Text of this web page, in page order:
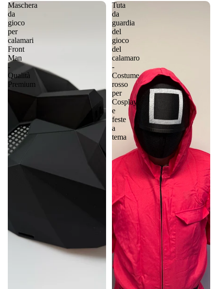
Maschera
da
gioco
per
calamari
Front
Man
-
Qualità
Premium
Tuta
da
guardia
del
gioco
del
calamaro
-
Costume
rosso
per
Cosplay
e
feste
a
tema